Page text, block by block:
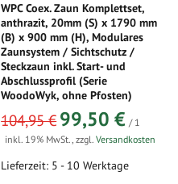
WPC Coex. Zaun Komplettset,
anthrazit, 20mm (S) x 1790 mm
(B) x 900 mm (H), Modulares
Zaunsystem / Sichtschutz /
Steckzaun inkl. Start- und
Abschlussprofil (Serie
WoodoWyk, ohne Pfosten)
sonderangebot
104,95 € 99,50 € / 1
inkl. 19% MwSt.,zzgl.Versandkosten
Lieferzeit: 5 - 10 Werktage